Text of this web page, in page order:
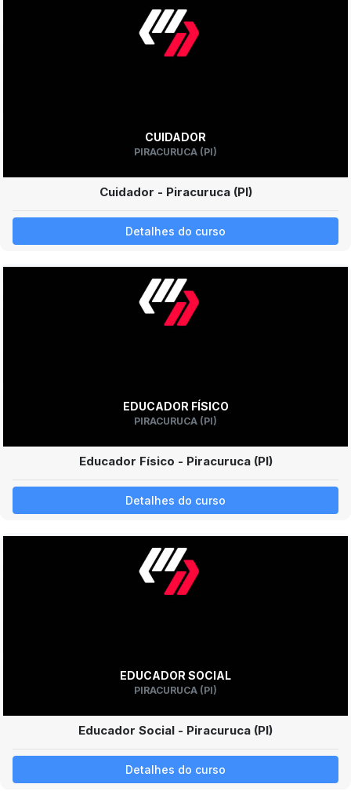
CUIDADOR
PIRACURUCA (PI)
Cuidador - Piracuruca (PI)
Detalhes do curso
EDUCADOR FÍSICO
PIRACURUCA (PI)
Educador Físico - Piracuruca (PI)
Detalhes do curso
EDUCADOR SOCIAL
PIRACURUCA (PI)
Educador Social - Piracuruca (PI)
Detalhes do curso